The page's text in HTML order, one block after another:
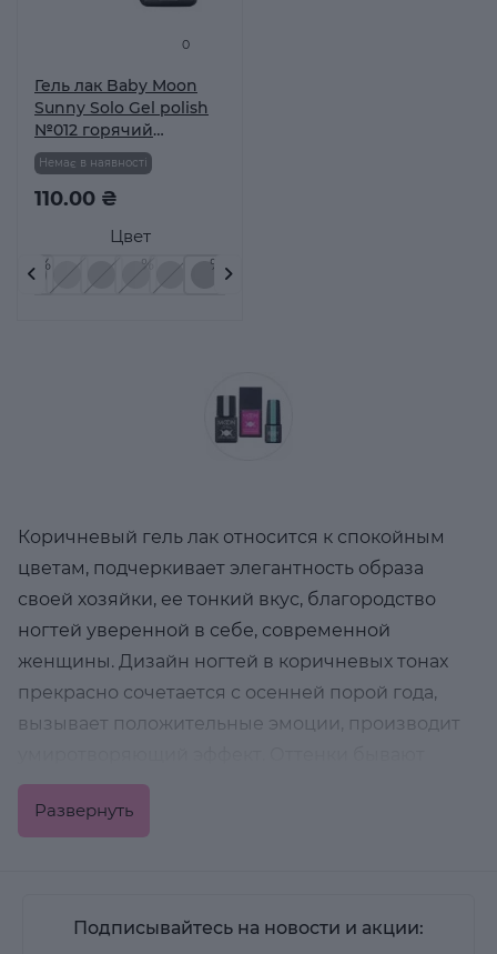
0
Гель лак Baby Moon
Sunny Solo Gel polish
№012 горячий
шоколад 6 мл
Цвет
110.00 ₴
Немає в наявності
Коричневый гель лак относится к спокойным
цветам, подчеркивает элегантность образа
своей хозяйки, ее тонкий вкус, благородство
ногтей уверенной в себе, современной
женщины. Дизайн ногтей в коричневых тонах
прекрасно сочетается с осенней порой года,
вызывает положительные эмоции, производит
кофейными, в шоколадных тонах.
колористики ноготков является: золотистый,
Развернуть
Подписывайтесь на новости и акции: